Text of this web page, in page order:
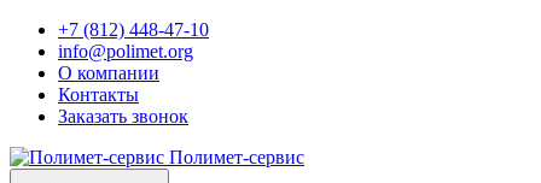
+7 (812) 448-47-10
info@polimet.org
О компании
Контакты
Заказать звонок
Полимет-сервис